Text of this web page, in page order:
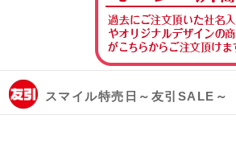
スマイル特売日～友引SALE～